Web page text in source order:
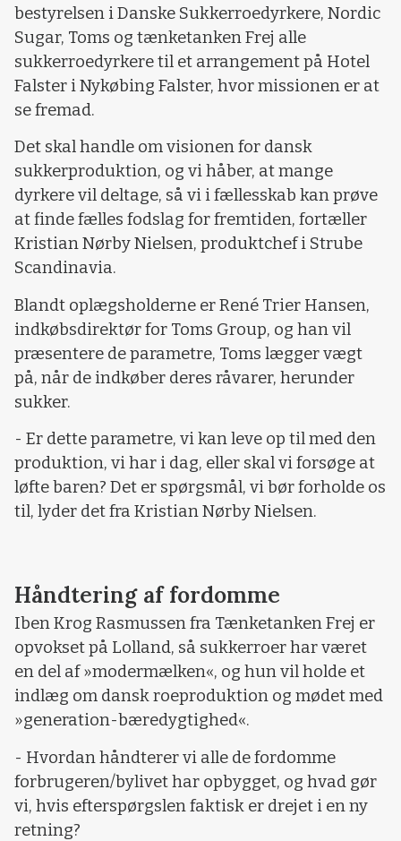
bestyrelsen i Danske Sukkerroedyrkere, Nordic
Sugar, Toms og tænketanken Frej alle
sukkerroedyrkere til et arrangement på Hotel
Falster i Nykøbing Falster, hvor missionen er at
se fremad.
Det skal handle om visionen for dansk
sukkerproduktion, og vi håber, at mange
dyrkere vil deltage, så vi i fællesskab kan prøve
at finde fælles fodslag for fremtiden, fortæller
Kristian Nørby Nielsen, produktchef i Strube
Scandinavia.
Blandt oplægsholderne er René Trier Hansen,
indkøbsdirektør for Toms Group, og han vil
præsentere de parametre, Toms lægger vægt
på, når de indkøber deres råvarer, herunder
sukker.
- Er dette parametre, vi kan leve op til med den
produktion, vi har i dag, eller skal vi forsøge at
løfte baren? Det er spørgsmål, vi bør forholde os
til, lyder det fra Kristian Nørby Nielsen.
Håndtering af fordomme
Iben Krog Rasmussen fra Tænketanken Frej er
opvokset på Lolland, så sukkerroer har været
en del af »modermælken«, og hun vil holde et
indlæg om dansk roeproduktion og mødet med
»generation-bæredygtighed«.
- Hvordan håndterer vi alle de fordomme
forbrugeren/bylivet har opbygget, og hvad gør
vi, hvis efterspørgslen faktisk er drejet i en ny
retning?